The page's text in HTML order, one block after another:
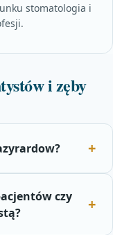
stomatologia i
i zęby
czy